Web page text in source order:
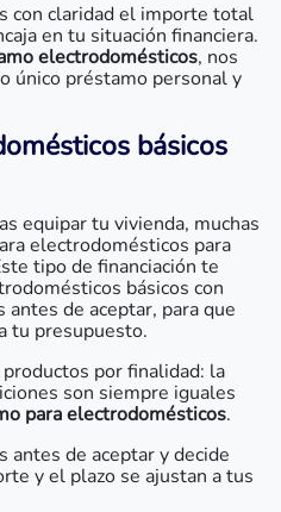
con claridad el importe total
en tu situación financiera.
electrodomésticos, nos
único préstamo personal y
básicos
equipar tu vivienda, muchas
electrodomésticos para
tipo de financiación te
básicos con
de aceptar, para que
tu presupuesto.
por finalidad: la
son siempre iguales
para electrodomésticos.
antes de aceptar y decide
y el plazo se ajustan a tus